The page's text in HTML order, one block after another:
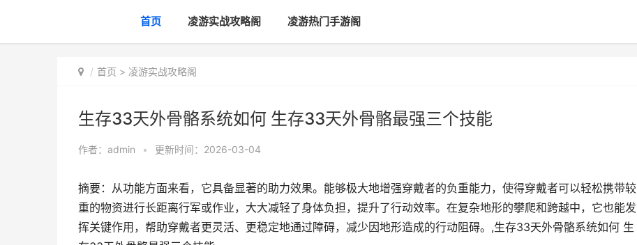
首页 凌游实战攻略阁 凌游热门手游阁
首页 > 凌游实战攻略阁
生存33天外骨骼系统如何 生存33天外骨骼最强三个技能
作者： admin • 更新时间：2026-03-04
摘要：从功能方面来看，它具备显著的助力效果。能够极大地增强穿戴者的负重能力，使得穿戴者可以轻松携带较
重的物资进行长距离行军或作业，大大减轻了身体负担，提升了行动效率。在复杂地形的攀爬和跨越中，它也能发
挥关键作用，帮助穿戴者更灵活、更稳定地通过障碍，减少因地形造成的行动阻碍。,生存33天外骨骼系统如何 生